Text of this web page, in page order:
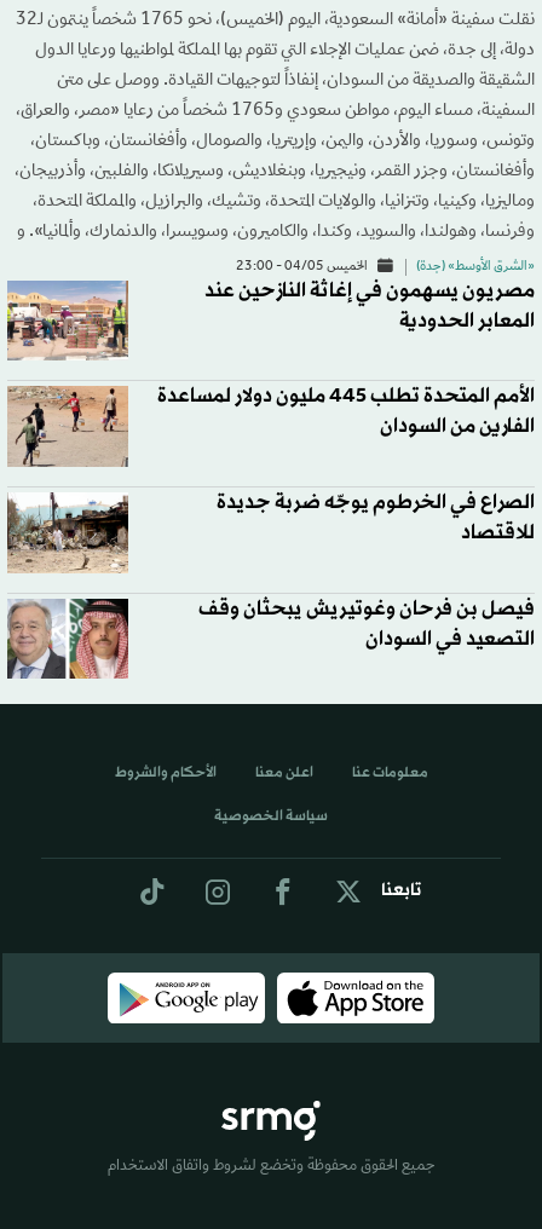
نقلت سفينة «أمانة» السعودية، اليوم (الخميس)، نحو 1765 شخصاً ينتمون لـ32
دولة، إلى جدة، ضمن عمليات الإجلاء التي تقوم بها المملكة لمواطنيها ورعايا الدول
الشقيقة والصديقة من السودان، إنفاذاً لتوجيهات القيادة. ووصل على متن
السفينة، مساء اليوم، مواطن سعودي و1765 شخصاً من رعايا «مصر، والعراق،
وتونس، وسوريا، والأردن، واليمن، وإريتريا، والصومال، وأفغانستان، وباكستان،
وأفغانستان، وجزر القمر، ونيجيريا، وبنغلاديش، وسيريلانكا، والفلبين، وأذربيجان،
وماليزيا، وكينيا، وتنزانيا، والولايات المتحدة، وتشيك، والبرازيل، والمملكة المتحدة،
وفرنسا، وهولندا، والسويد، وكندا، والكاميرون، وسويسرا، والدنمارك، وألمانيا». و
«الشرق الأوسط» (جدة) الخميس 04/05 - 23:00
مصريون يسهمون في إغاثة النازحين عند
المعابر الحدودية
الأمم المتحدة تطلب 445 مليون دولار لمساعدة
الفارين من السودان
الصراع في الخرطوم يوجّه ضربة جديدة
للاقتصاد
فيصل بن فرحان وغوتيريش يبحثان وقف
التصعيد في السودان
تابعنا
معلومات عنا اعلن معنا الأحكام والشروط
سياسة الخصوصية
جميع الحقوق محفوظة وتخضع لشروط واتفاق الاستخدام